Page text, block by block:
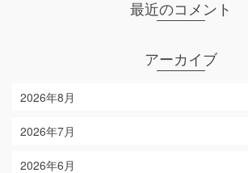
最近のコメント
アーカイブ
2026年8月
2026年7月
2026年6月